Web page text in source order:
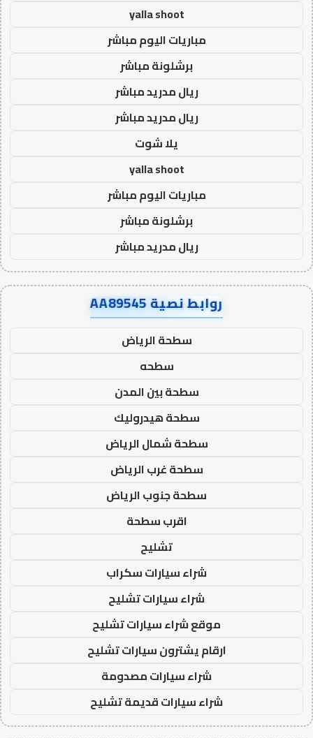
yalla shoot
مباريات اليوم مباشر
برشلونة مباشر
ريال مدريد مباشر
ريال مدريد مباشر
يلا شوت
yalla shoot
مباريات اليوم مباشر
برشلونة مباشر
ريال مدريد مباشر
روابط نصية AA89545
سطحة الرياض
سطحه
سطحة بين المدن
سطحة هيدروليك
سطحة شمال الرياض
سطحة غرب الرياض
سطحة جنوب الرياض
اقرب سطحة
تشليح
شراء سيارات سكراب
شراء سيارات تشليح
موقع شراء سيارات تشليح
ارقام يشترون سيارات تشليح
شراء سيارات مصدومة
شراء سيارات قديمة تشليح